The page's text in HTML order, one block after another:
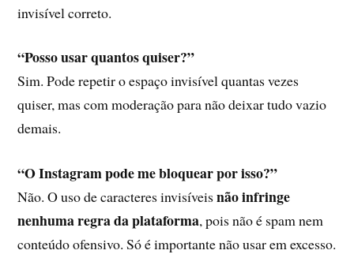
invisível correto.
“Posso usar quantos quiser?”
Sim. Pode repetir o espaço invisível quantas vezes
quiser, mas com moderação para não deixar tudo vazio
demais.
“O Instagram pode me bloquear por isso?”
Não. O uso de caracteres invisíveisnão infringe
nenhuma regra da plataforma, pois não é spam nem
conteúdo ofensivo. Só é importante não usar em excesso.